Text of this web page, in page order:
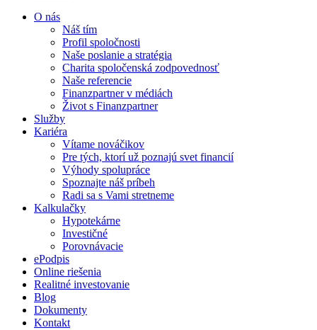
O nás
Náš tím
Profil spoločnosti
Naše poslanie a stratégia
Charita spoločenská zodpovednosť
Naše referencie
Finanzpartner v médiách
Život s Finanzpartner
Služby
Kariéra
Vítame nováčikov
Pre tých, ktorí už poznajú svet financií
Výhody spolupráce
Spoznajte náš príbeh
Radi sa s Vami stretneme
Kalkulačky
Hypotekárne
Investičné
Porovnávacie
ePodpis
Online riešenia
Realitné investovanie
Blog
Dokumenty
Kontakt